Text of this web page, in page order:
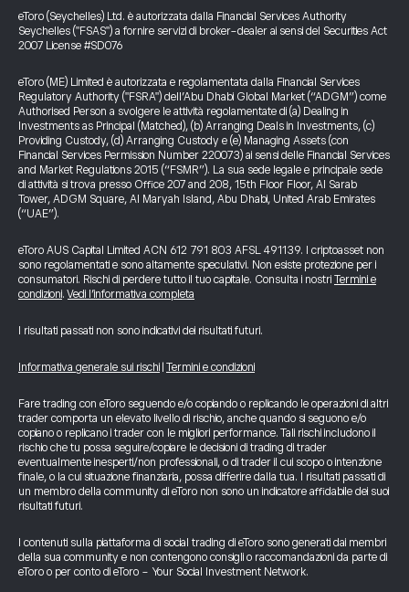
eToro (Seychelles) Ltd. è autorizzata dalla Financial Services Authority
Seychelles ("FSAS") a fornire servizi di broker-dealer ai sensi del Securities Act
2007 License #SD076
eToro (ME) Limited è autorizzata e regolamentata dalla Financial Services
Regulatory Authority ("FSRA") dell’Abu Dhabi Global Market (“ADGM”) come
Authorised Person a svolgere le attività regolamentate di (a) Dealing in
Investments as Principal (Matched), (b) Arranging Deals in Investments, (c)
Providing Custody, (d) Arranging Custody e (e) Managing Assets (con
Financial Services Permission Number 220073) ai sensi delle Financial Services
and Market Regulations 2015 (“FSMR”). La sua sede legale e principale sede
di attività si trova presso Office 207 and 208, 15th Floor Floor, Al Sarab
Tower, ADGM Square, Al Maryah Island, Abu Dhabi, United Arab Emirates
(“UAE”).
eToro AUS Capital Limited ACN 612 791 803 AFSL 491139. I criptoasset non
sono regolamentati e sono altamente speculativi. Non esiste protezione per i
consumatori. Rischi di perdere tutto il tuo capitale. Consulta i nostri Termini e
condizioni.Vedi l’informativa completa
I risultati passati non sono indicativi dei risultati futuri.
Informativa generale sui rischi Termini e condizioni
Fare trading con eToro seguendo e/o copiando o replicando le operazioni di altri
trader comporta un elevato livello di rischio, anche quando si seguono e/o
copiano o replicano i trader con le migliori performance. Tali rischi includono il
rischio che tu possa seguire/copiare le decisioni di trading di trader
eventualmente inesperti/non professionali, o di trader il cui scopo o intenzione
finale, o la cui situazione finanziaria, possa differire dalla tua. I risultati passati di
un membro della community di eToro non sono un indicatore affidabile dei suoi
risultati futuri.
I contenuti sulla piattaforma di social trading di eToro sono generati dai membri
della sua community e non contengono consigli o raccomandazioni da parte di
eToro o per conto di eToro - Your Social Investment Network.